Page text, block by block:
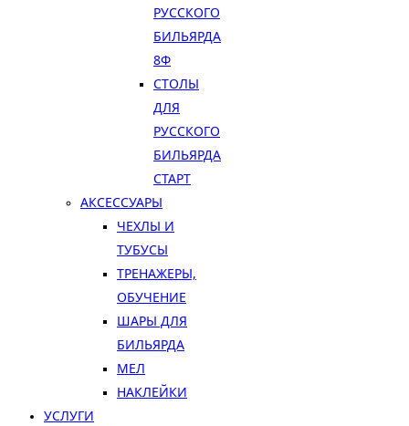
РУССКОГО
БИЛЬЯРДА
8Ф
СТОЛЫ
ДЛЯ
РУССКОГО
БИЛЬЯРДА
СТАРТ
АКСЕССУАРЫ
ЧЕХЛЫ И
ТУБУСЫ
ТРЕНАЖЕРЫ,
ОБУЧЕНИЕ
ШАРЫ ДЛЯ
БИЛЬЯРДА
МЕЛ
НАКЛЕЙКИ
УСЛУГИ